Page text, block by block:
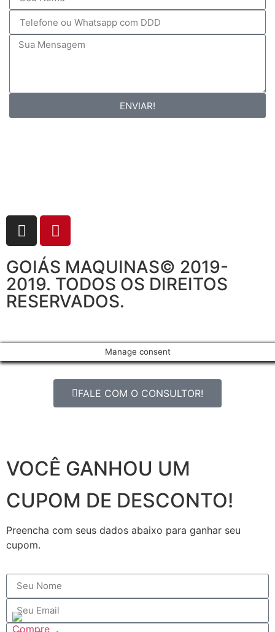
ENVIAR!
GOIÁS MAQUINAS© 2019-
2019. TODOS OS DIREITOS
RESERVADOS.
Manage consent
FALE COM O CONSULTOR!
VOCÊ GANHOU UM
CUPOM DE DESCONTO!
Preencha com seus dados abaixo para ganhar seu
cupom.